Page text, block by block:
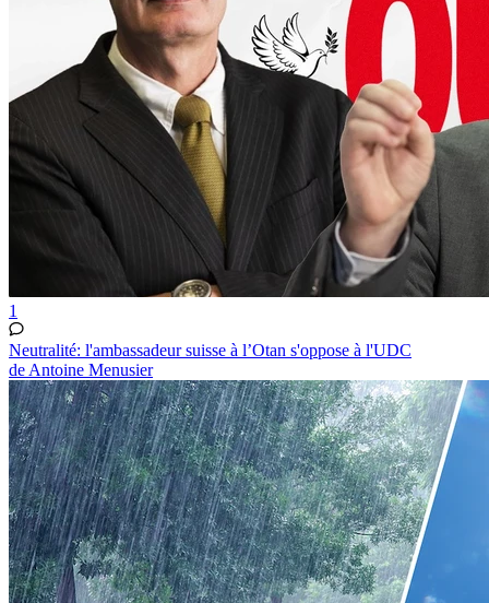
1
Neutralité: l'ambassadeur suisse à l’Otan s'oppose à l'UDC
de Antoine Menusier